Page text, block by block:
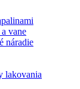
vane
náradie
lakovania